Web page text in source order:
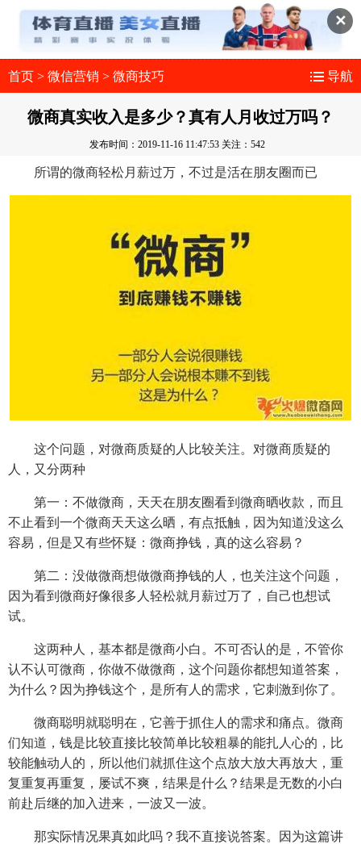
✕
首页 > 微信营销 > 微商技巧 导航
微商真实收入是多少？真有人月收过万吗？
发布时间：2019-11-16 11:47:53 关注：542
所谓的微商轻松月薪过万，不过是活在朋友圈而已
这个问题，对微商质疑的人比较关注。对微商质疑的
人，又分两种
第一：不做微商，天天在朋友圈看到微商晒收款，而且
不止看到一个微商天天这么晒，有点抵触，因为知道没这么
容易，但是又有些怀疑：微商挣钱，真的这么容易？
第二：没做微商想做微商挣钱的人，也关注这个问题，
因为看到微商好像很多人轻松就月薪过万了，自己也想试
试。
这两种人，基本都是微商小白。不可否认的是，不管你
认不认可微商，你做不做微商，这个问题你都想知道答案，
为什么？因为挣钱这个，是所有人的需求，它刺激到你了。
微商聪明就聪明在，它善于抓住人的需求和痛点。微商
们知道，钱是比较直接比较简单比较粗暴的能扎人心的，比
较能触动人的，所以他们就抓住这个点放大放大再放大，重
复重复再重复，屡试不爽，结果是什么？结果是无数的小白
前赴后继的加入进来，一波又一波。
那实际情况果真如此吗？我不直接说答案。因为这篇讲